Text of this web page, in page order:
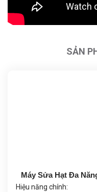
SẢN
Máy Sửa Hạt Đa
Hiệu năng chính: